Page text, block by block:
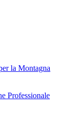
la Montagna
Professionale